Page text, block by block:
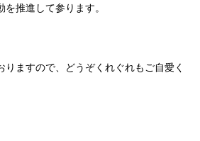
推進して参ります。
りますので、どうぞくれぐれもご自愛く